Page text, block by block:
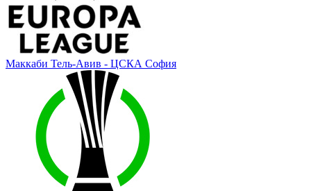
Маккаби Тель-Авив - ЦСКА София